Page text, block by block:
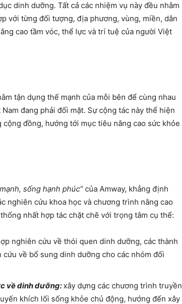
dinh dưỡng. Tất cả các nhiệm vụ này đều nhằm
với từng đối tượng, địa phương, vùng, miền, dân
cao tầm vóc, thể lực và trí tuệ của người Việt
tận dụng thế mạnh của mỗi bên để cùng nhau
đang phải đối mặt. Sự cộng tác này thể hiện
đồng, hướng tới mục tiêu nâng cao sức khỏe
sống hạnh phúc” của Amway, khẳng định
nghiên cứu khoa học và chương trình nâng cao
nhất hợp tác chặt chẽ với trọng tâm cụ thể:
nghiên cứu về thói quen dinh dưỡng, các thành
về bổ sung dinh dưỡng cho các nhóm đối
về dinh dưỡng:xây dựng các chương trình truyền
khích lối sống khỏe chủ động, hướng đến xây